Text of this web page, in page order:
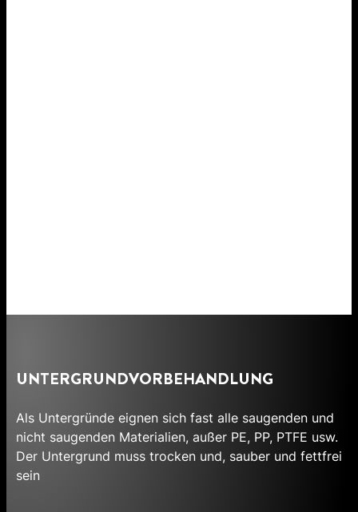
UNTERGRUNDVORBEHANDLUNG
Als Untergründe eignen sich fast alle saugenden und
nicht saugenden Materialien, außer PE, PP, PTFE usw.
Der Untergrund muss trocken und, sauber und fettfrei
sein